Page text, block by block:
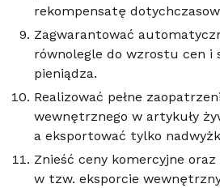
rekompensatę
Zagwarantować
równolegle do wzrostu cen i
pieniądza.
Realizować pełne
wewnętrznego w artykuły
a eksportować tylko
Znieść ceny komercyjne
w tzw. eksporcie